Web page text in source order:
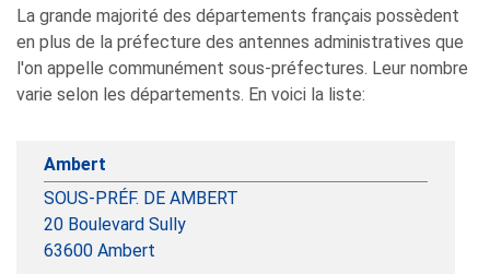
La grande majorité des départements français possèdent
en plus de la préfecture des antennes administratives que
l'on appelle communément sous-préfectures. Leur nombre
varie selon les départements. En voici la liste:
Ambert
SOUS-PRÉF. DE AMBERT
20 Boulevard Sully
63600 Ambert